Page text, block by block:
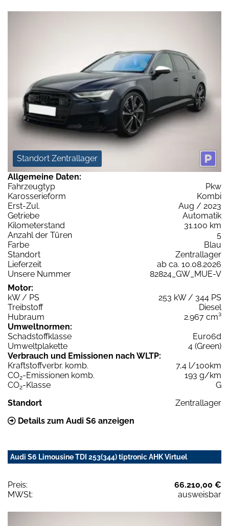
Standort Zentrallager
Allgemeine Daten:
Fahrzeugtyp
Pkw
Karosserieform
Kombi
Erst-Zul.
Aug / 2023
Getriebe
Automatik
Kilometerstand
31.100 km
Anzahl der Türen
5
Farbe
Blau
Standort
Zentrallager
Lieferzeit
ab ca. 10.08.2026
Unsere Nummer
82824_GW_MUE-V
Motor:
kW / PS
253 kW / 344 PS
Treibstoff
Diesel
Hubraum
2.967 cm³
Umweltnormen:
Schadstoffklasse
Euro6d
Umweltplakette
4 (Green)
Verbrauch und Emissionen nach WLTP:
Kraftstoffverbr. komb.
7,4 l/100km
CO2-Emissionen komb.
193 g/km
CO2-Klasse
G
Standort
Zentrallager
Details zum Audi S6 anzeigen
Audi S6 Limousine TDI 253(344) tiptronic AHK Virtuel
Preis:
66.210,00 €
MWSt:
ausweisbar